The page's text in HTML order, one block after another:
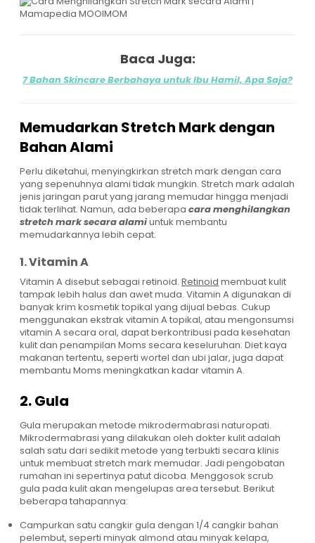
Baca Juga:
7 Bahan Skincare Berbahaya untuk Ibu Hamil, Apa Saja?
Memudarkan Stretch Mark dengan
Bahan Alami
Perlu diketahui, menyingkirkan stretch mark dengan cara
yang sepenuhnya alami tidak mungkin. Stretch mark adalah
jenis jaringan parut yang jarang memudar hingga menjadi
tidak terlihat. Namun, ada beberapa cara menghilangkan
stretch mark secara alamiuntuk membantu
memudarkannya lebih cepat.
1. Vitamin A
Vitamin A disebut sebagai retinoid. Retinoid membuat kulit
tampak lebih halus dan awet muda. Vitamin A digunakan di
banyak krim kosmetik topikal yang dijual bebas. Cukup
menggunakan ekstrak vitamin A topikal, atau mengonsumsi
vitamin A secara oral, dapat berkontribusi pada kesehatan
kulit dan penampilan Moms secara keseluruhan. Diet kaya
makanan tertentu, seperti wortel dan ubi jalar, juga dapat
membantu Moms meningkatkan kadar vitamin A.
2. Gula
Gula merupakan metode mikrodermabrasi naturopati.
Mikrodermabrasi yang dilakukan oleh dokter kulit adalah
salah satu dari sedikit metode yang terbukti secara klinis
untuk membuat stretch mark memudar. Jadi pengobatan
rumahan ini sepertinya patut dicoba. Menggosok scrub
gula pada kulit akan mengelupas area tersebut. Berikut
beberapa tahapannya:
Campurkan satu cangkir gula dengan 1/4 cangkir bahan
pelembut, seperti minyak almond atau minyak kelapa,